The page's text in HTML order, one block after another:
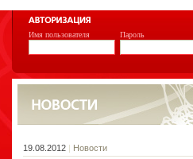
Имя пользователя Пароль
19.08.2012 | Новости